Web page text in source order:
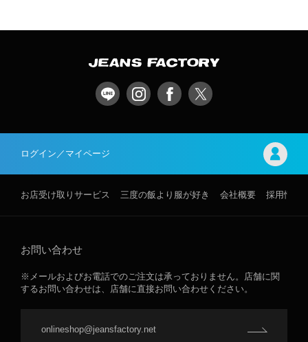
ログイン／マイページ
お店受け取りサービス 三度の飯より服が好き 会社概要 採用情報
お問い合わせ
※メールおよびお電話でのご注文は承っておりません。店舗に関
するお問い合わせは、店舗に直接お問い合わせください。
onlineshop@jeansfactory.net